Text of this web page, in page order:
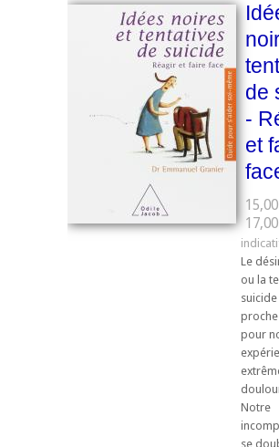
de
-
et
Le
ou la
suicide
pour
Notre
se